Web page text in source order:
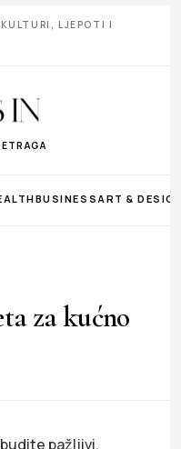
LJEPOTI I
BUSINESS ART &
za kućno
pažljivi,